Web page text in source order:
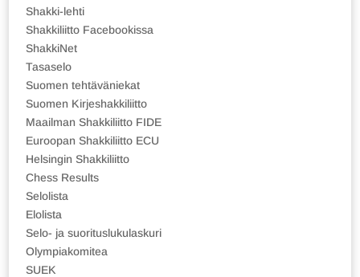
Shakki-lehti
Shakkiliitto Facebookissa
ShakkiNet
Tasaselo
Suomen tehtäväniekat
Suomen Kirjeshakkiliitto
Maailman Shakkiliitto FIDE
Euroopan Shakkiliitto ECU
Helsingin Shakkiliitto
Chess Results
Selolista
Elolista
Selo- ja suorituslukulaskuri
Olympiakomitea
SUEK